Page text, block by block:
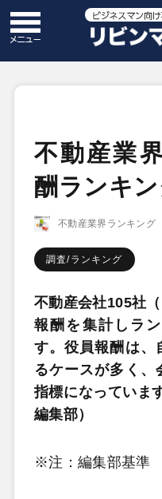
不動産業
酬ランキ
不動産業界ランキング
調査/ランキング
不動産会社105社
報酬を集計しラ
す。役員報酬は、
るケースが多く、
指標になっていま
編集部）
※注：編集部基準